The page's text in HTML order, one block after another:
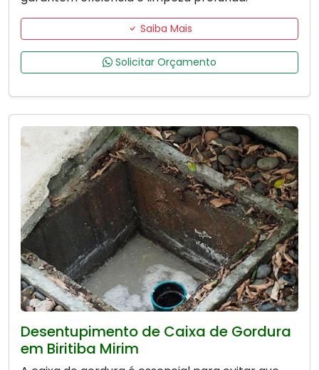
Saiba Mais
Solicitar Orçamento
Desentupimento de Caixa de Gordura
em Biritiba Mirim